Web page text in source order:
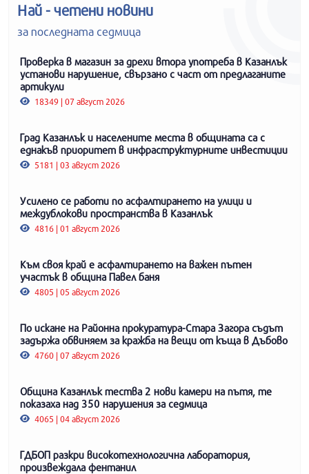
Най - четени новини
за последната седмица
Проверка в магазин за дрехи втора употреба в Казанлък
установи нарушение, свързано с част от предлаганите
артикули
18349 | 07 август 2026
Град Казанлък и населените места в общината са с
еднакъв приоритет в инфраструктурните инвестиции
5181 | 03 август 2026
Усилено се работи по асфалтирането на улици и
междублокови пространства в Казанлък
4816 | 01 август 2026
Към своя край е асфалтирането на важен пътен
участък в община Павел баня
4805 | 05 август 2026
По искане на Районна прокуратура-Стара Загора съдът
задържа обвиняем за кражба на вещи от къща в Дъбово
4760 | 07 август 2026
Община Казанлък тества 2 нови камери на пътя, те
показаха над 350 нарушения за седмица
4065 | 04 август 2026
ГДБОП разкри високотехнологична лаборатория,
произвеждала фентанил